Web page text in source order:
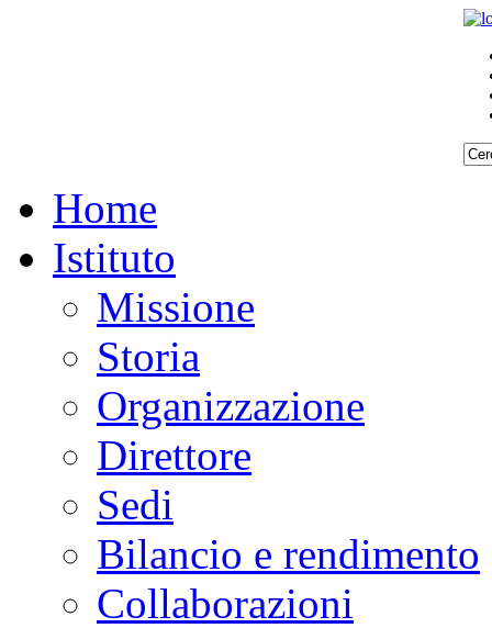
Home
Istituto
Missione
Storia
Organizzazione
Direttore
Sedi
Bilancio e rendimento
Collaborazioni